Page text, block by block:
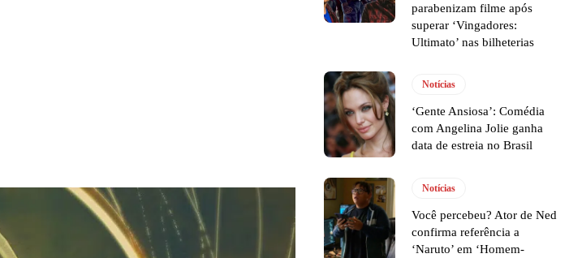
parabenizam filme após
superar ‘Vingadores:
Ultimato’ nas bilheterias
Notícias
‘Gente Ansiosa’: Comédia
com Angelina Jolie ganha
data de estreia no Brasil
Notícias
Você percebeu? Ator de Ned
confirma referência a
‘Naruto’ em ‘Homem-